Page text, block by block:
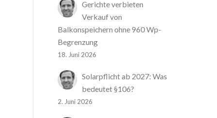
Gerichte verbieten
Verkauf von
Balkonspeichern ohne 960 Wp-
Begrenzung
18. Juni 2026
Solarpflicht ab 2027: Was
bedeutet §106?
2. Juni 2026